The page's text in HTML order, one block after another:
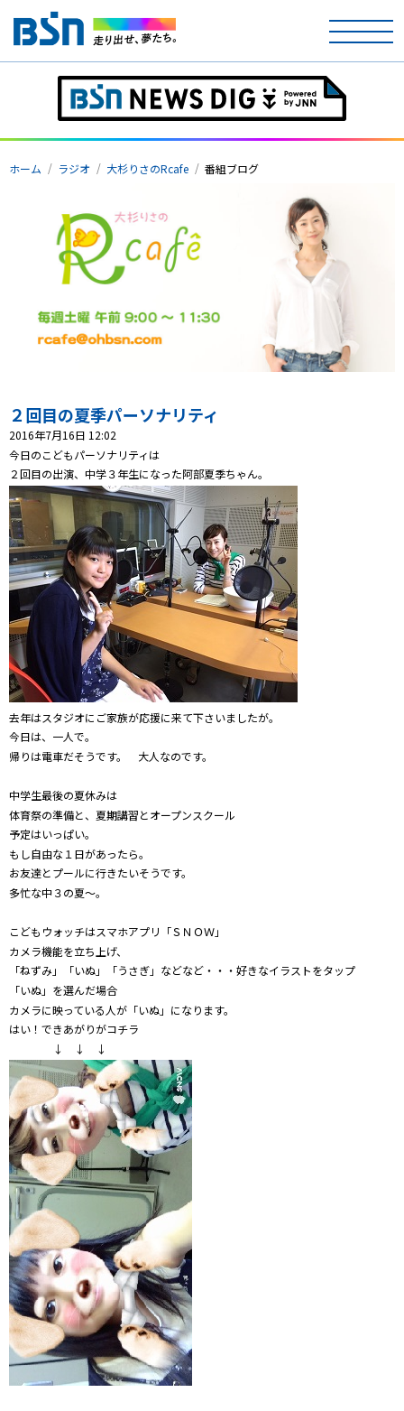
ホーム
テレビ
ラジオ
アナウンサー
イベント
ニュース
プレゼント
コンテンツ・アプリ
キッズ ケンジュ
愛の募金
Well-being
防災・減災
ショッピング
会社概要・ビジョン
お問い合わせ
ホーム ラジオ 大杉りさのRcafe 番組ブログ
２回目の夏季パーソナリティ
2016年7月16日 12:02
今日のこどもパーソナリティは
２回目の出演、中学３年生になった阿部夏季ちゃん。
去年はスタジオにご家族が応援に来て下さいましたが。
今日は、一人で。
帰りは電車だそうです。 大人なのです。
中学生最後の夏休みは
体育祭の準備と、夏期講習とオープンスクール
予定はいっぱい。
もし自由な１日があったら。
お友達とプールに行きたいそうです。
多忙な中３の夏～。
こどもウォッチはスマホアプリ「ＳＮＯＷ」
カメラ機能を立ち上げ、
「ねずみ」「いぬ」「うさぎ」などなど・・・好きなイラストをタップ
「いぬ」を選んだ場合
カメラに映っている人が「いぬ」になります。
はい！できあがりがコチラ
↓ ↓ ↓